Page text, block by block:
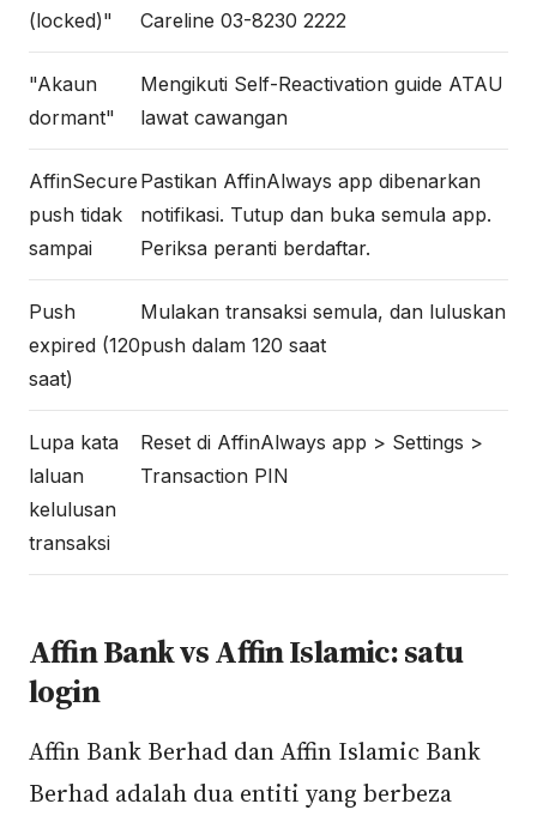
(locked)"
Careline 03-8230 2222
"Akaun
dormant"
Mengikuti Self-Reactivation guide ATAU
lawat cawangan
AffinSecure
push tidak
sampai
Pastikan AffinAlways app dibenarkan
notifikasi. Tutup dan buka semula app.
Periksa peranti berdaftar.
Push
expired (120
saat)
Mulakan transaksi semula, dan luluskan
push dalam 120 saat
Lupa kata
laluan
kelulusan
transaksi
Reset di AffinAlways app > Settings >
Transaction PIN
Affin Bank vs Affin Islamic: satu
login
Affin Bank Berhad dan Affin Islamic Bank
Berhad adalah dua entiti yang berbeza